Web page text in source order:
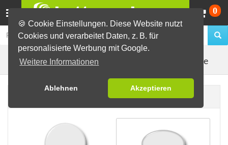
🍪 Cookie Einstellungen. Diese Website nutzt
Cookies und verarbeitet Daten, z. B. für
personalisierte Werbung mit Google.
Weitere Informationen
Ablehnen Akzeptieren
0
Buttons erstellen Magnetbuttons Kleidungsmagnete